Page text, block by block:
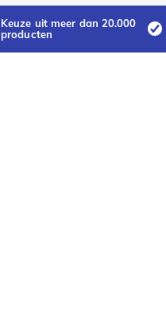
Keuze uit meer dan 20.000
producten